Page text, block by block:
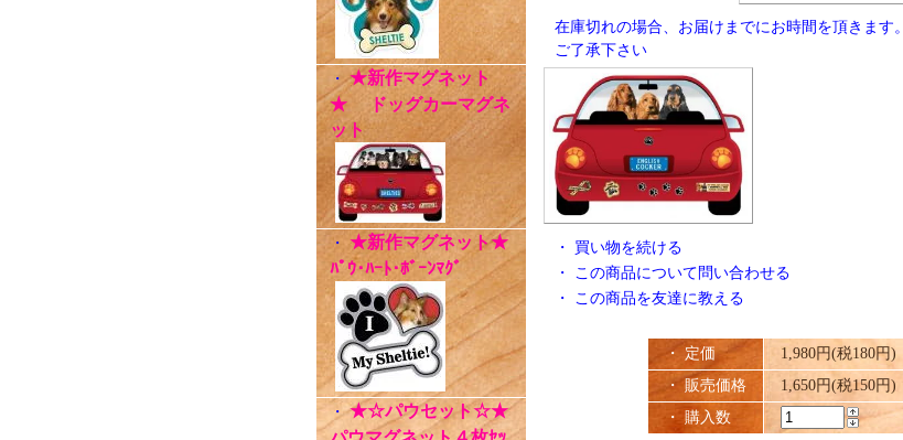
・★新作マグネット
★ ドッグカーマグネ
ット
・ ★新作マグネット★
ﾊﾟｳ･ﾊｰﾄ･ﾎﾞｰﾝﾏｸﾞ
・★☆パウセット☆★
在庫切れの場合、お届けまでにお時間を頂きます。
ご了承下さい
・ 買い物を続ける
・ この商品について問い合わせる
・ この商品を友達に教える
・ 定価
1,980円(税180円)
・ 販売価格
1,650円(税150円)
・ 購入数